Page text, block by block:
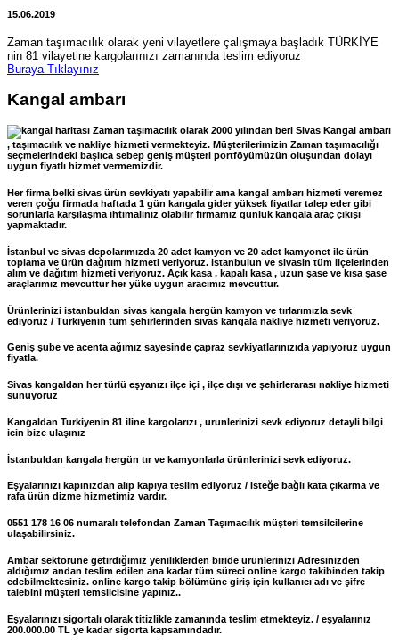
15.06.2019
Zaman taşımacılık olarak yeni vilayetlere çalışmaya başladık TÜRKİYE
nin 81 vilayetine kargolarınızı zamanında teslim ediyoruz
Buraya Tıklayınız
Kangal ambarı
Zaman taşımacılık olarak 2000 yılından beri Sivas Kangal ambarı
, taşımacılık ve nakliye hizmeti vermekteyiz. Müşterilerimizin Zaman taşımacılığı
seçmelerindeki başlıca sebep geniş müşteri portföyümüzün oluşundan dolayı
uygun fiyatlı hizmet vermemizdir.
Her firma belki sivas ürün sevkiyatı yapabilir ama kangal ambarı hizmeti veremez
veren çoğu firmada haftada 1 gün kangala gider yüksek fiyatlar talep eder gibi
sorunlarla karşılaşma ihtimaliniz olabilir firmamız günlük kangala araç çıkışı
yapmaktadır.
İstanbul ve sivas depolarımızda 20 adet kamyon ve 20 adet kamyonet ile ürün
toplama ve ürün dağıtım hizmeti veriyoruz. istanbulun ve sivasin tüm ilçelerinden
alım ve dağıtım hizmeti veriyoruz. Açık kasa , kapalı kasa , uzun şase ve kısa şase
araçlarımız mevcuttur her yüke uygun aracımız mevcuttur.
Ürünlerinizi istanbuldan sivas kangala hergün kamyon ve tırlarımızla sevk
ediyoruz / Türkiyenin tüm şehirlerinden sivas kangala nakliye hizmeti veriyoruz.
Geniş şube ve acenta ağımız sayesinde çapraz sevkiyatlarınızıda yapıyoruz uygun
fiyatla.
Sivas kangaldan her türlü eşyanızı ilçe içi , ilçe dışı ve şehirlerarası nakliye hizmeti
sunuyoruz
Kangaldan Turkiyenin 81 iline kargolarızı , urunlerinizi sevk ediyoruz detayli bilgi
icin bize ulaşınız
İstanbuldan kangala hergün tır ve kamyonlarla ürünlerinizi sevk ediyoruz.
Eşyalarınızı kapınızdan alıp kapıya teslim ediyoruz / isteğe bağlı kata çıkarma ve
rafa ürün dizme hizmetimiz vardır.
0551 178 16 06 numaralı telefondan Zaman Taşımacılık müşteri temsilcilerine
ulaşabilirsiniz.
Ambar sektörüne getirdiğimiz yeniliklerden biride ürünlerinizi Adresinizden
aldığımız andan teslim edilen ana kadar tüm süreci online kargo takibinden takip
edebilmektesiniz. online kargo takip bölümüne giriş için kullanıcı adı ve şifre
talebini müşteri temsilcisine yapınız..
Eşyalarınızı sigortalı olarak titizlikle zamanında teslim etmekteyiz. / eşyalarınız
200.000.00 TL ye kadar sigorta kapsamındadır.